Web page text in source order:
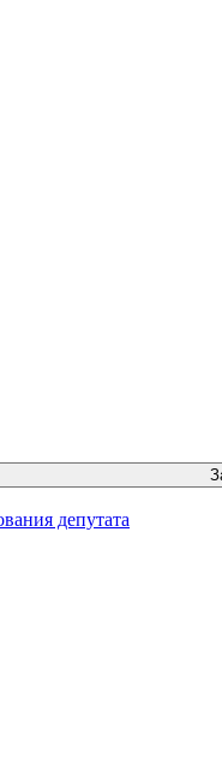
депутата